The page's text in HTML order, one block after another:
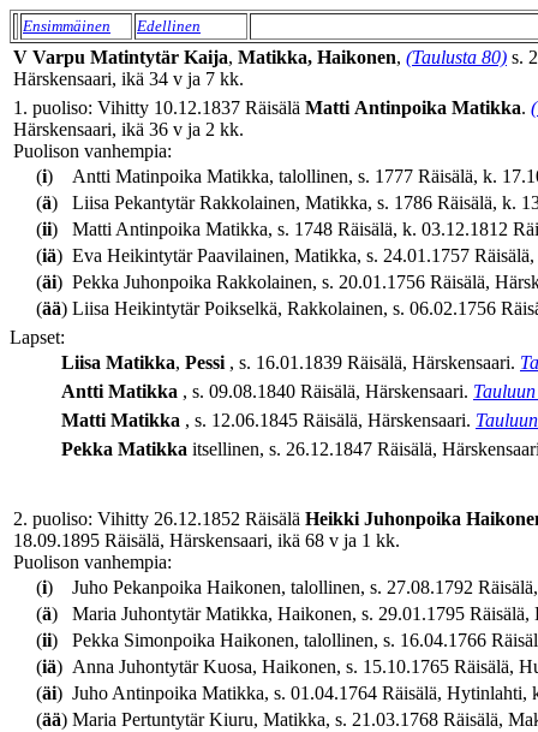
Ensimmäinen Edellinen
V Varpu Matintytär Kaija, Matikka, Haikonen, (Taulusta 80) s.
Härskensaari, ikä 34 v ja 7 kk.
1. puoliso: Vihitty 10.12.1837 Räisälä Matti Antinpoika Matikka.
Härskensaari, ikä 36 v ja 2 kk.
Puolison vanhempia:
(i)
Antti Matinpoika Matikka, talollinen, s. 1777 Räisälä, k.
(ä)
Liisa Pekantytär Rakkolainen, Matikka, s. 1786 Räisälä, k.
(ii)
Matti Antinpoika Matikka, s. 1748 Räisälä, k. 03.12.1812
(iä) Eva Heikintytär Paavilainen, Matikka, s. 24.01.1757
(äi) Pekka Juhonpoika Rakkolainen, s. 20.01.1756 Räisälä,
(ää) Liisa Heikintytär Poikselkä, Rakkolainen, s. 06.02.1756
Lapset:
Liisa Matikka, Pessi , s. 16.01.1839 Räisälä, Härskensaari.
Antti Matikka , s. 09.08.1840 Räisälä, Härskensaari.
Matti Matikka , s. 12.06.1845 Räisälä, Härskensaari.
Pekka Matikka itsellinen, s. 26.12.1847 Räisälä,
2. puoliso: Vihitty 26.12.1852 Räisälä Heikki Juhonpoika
18.09.1895 Räisälä, Härskensaari, ikä 68 v ja 1 kk.
Puolison vanhempia:
(i)
Juho Pekanpoika Haikonen, talollinen, s. 27.08.1792
(ä)
Maria Juhontytär Matikka, Haikonen, s. 29.01.1795
(ii)
Pekka Simonpoika Haikonen, talollinen, s. 16.04.1766
(iä) Anna Juhontytär Kuosa, Haikonen, s. 15.10.1765 Räisälä,
(äi) Juho Antinpoika Matikka, s. 01.04.1764 Räisälä, Hytinlahti,
(ää) Maria Pertuntytär Kiuru, Matikka, s. 21.03.1768 Räisälä,